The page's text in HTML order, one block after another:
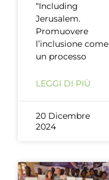
“Including
Jerusalem.
Promuovere
l’inclusione come
un processo
LEGGI DI PIÙ
20 Dicembre
2024